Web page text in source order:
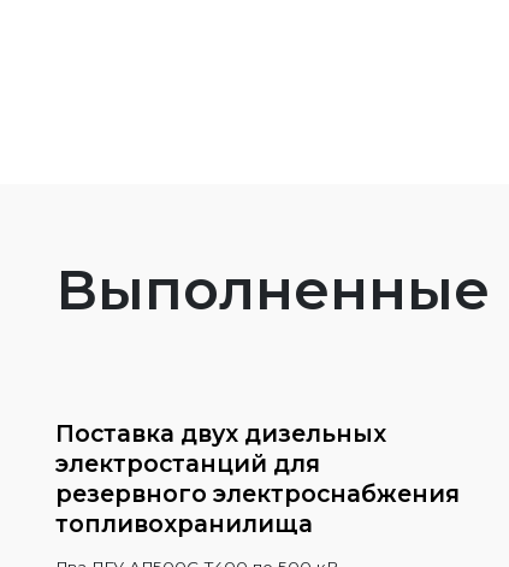
Выполненные
Поставка двух дизельных
электростанций для
резервного электроснабжения
топливохранилища